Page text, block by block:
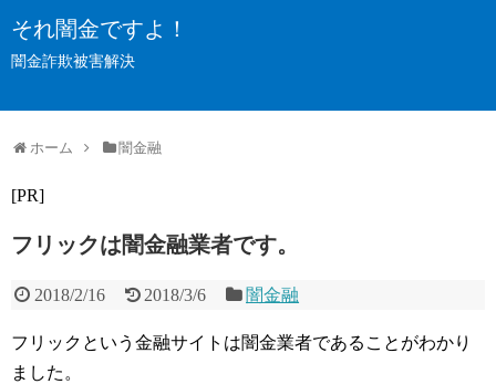
それ闇金ですよ！
闇金詐欺被害解決
ホーム 闇金融
[PR]
フリックは闇金融業者です。
2018/2/16 2018/3/6 闇金融
フリックという金融サイトは闇金業者であることがわかり
ました。